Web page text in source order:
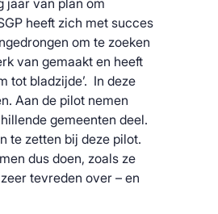
jaar van plan om
heeft zich met succes
om te zoeken
van gemaakt en heeft
tot bladzijde’. In deze
Aan de pilot nemen
gemeenten deel.
te zetten bij deze pilot.
dus doen, zoals ze
tevreden over – en